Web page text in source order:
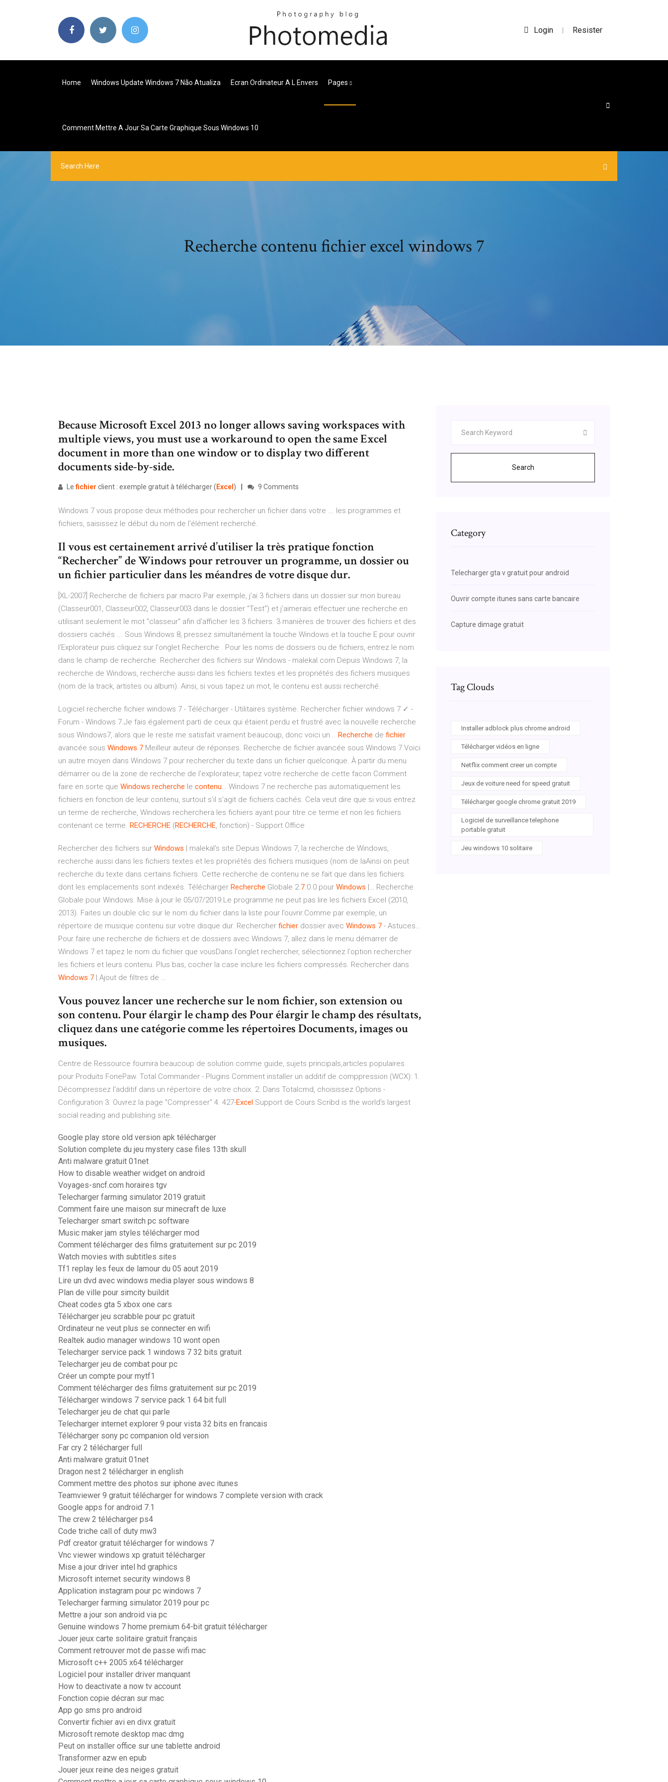
Login | Resister
Home Windows Update Windows 7 Não Atualiza Ecran Ordinateur A L Envers Pages
Comment Mettre A Jour Sa Carte Graphique Sous Windows 10
Recherche contenu fichier excel windows 7
Because Microsoft Excel 2013 no longer allows saving workspaces with
multiple views, you must use a workaround to open the same Excel
document in more than one window or to display two different
documents side-by-side.
Le fichier client : exemple gratuit à télécharger ( Excel ) 9 Comments
Windows 7 vous propose deux méthodes pour rechercher un fichier dans votre ... les programmes et
fichiers, saisissez le début du nom de l'élément recherché.
Il vous est certainement arrivé d’utiliser la très pratique fonction
“Rechercher” de Windows pour retrouver un programme, un dossier ou
un fichier particulier dans les méandres de votre disque dur.
[XL-2007] Recherche de fichiers par macro Par exemple, j'ai 3 fichiers dans un dossier sur mon bureau
(Classeur001, Classeur002, Classeur003 dans le dossier "Test") et j'aimerais effectuer une recherche en
utilisant seulement le mot "classeur" afin d'afficher les 3 fichiers. 3 manières de trouver des fichiers et des
dossiers cachés ... Sous Windows 8, pressez simultanément la touche Windows et la touche E pour ouvrir
l'Explorateur puis cliquez sur l'onglet Recherche . Pour les noms de dossiers ou de fichiers, entrez le nom
dans le champ de recherche. Rechercher des fichiers sur Windows - malekal.com Depuis Windows 7, la
recherche de Windows, recherche aussi dans les fichiers textes et les propriétés des fichiers musiques
(nom de la track, artistes ou album). Ainsi, si vous tapez un mot, le contenu est aussi recherché.
Logiciel recherche fichier windows 7 - Télécharger - Utilitaires système. Rechercher fichier windows 7 ✓ -
Forum - Windows 7.Je fais également parti de ceux qui étaient perdu et frustré avec la nouvelle recherche
sous Windows7, alors que le reste me satisfait vraiment beaucoup, donc voici un... Recherche de fichier
avancée sous Windows 7 Meilleur auteur de réponses. Recherche de fichier avancée sous Windows 7.Voici
un autre moyen dans Windows 7 pour rechercher du texte dans un fichier quelconque. À partir du menu
démarrer ou de la zone de recherche de l'explorateur, tapez votre recherche de cette facon Comment
faire en sorte que Windows recherche le contenu… Windows 7 ne recherche pas automatiquement les
fichiers en fonction de leur contenu, surtout s'il s'agit de fichiers cachés. Cela veut dire que si vous entrez
un terme de recherche, Windows recherchera les fichiers ayant pour titre ce terme et non les fichiers
contenant ce terme. RECHERCHE (RECHERCHE, fonction) - Support Office
Rechercher des fichiers sur Windows | malekal's site Depuis Windows 7, la recherche de Windows,
recherche aussi dans les fichiers textes et les propriétés des fichiers musiques (nom de laAinsi on peut
recherche du texte dans certains fichiers. Cette recherche de contenu ne se fait que dans les fichiers
dont les emplacements sont indexés. Télécharger Recherche Globale 2.7.0.0 pour Windows |… Recherche
Globale pour Windows. Mise à jour le 05/07/2019.Le programme ne peut pas lire les fichiers Excel (2010,
2013). Faites un double clic sur le nom du fichier dans la liste pour l’ouvrir.Comme par exemple, un
répertoire de musique contenu sur votre disque dur. Rechercher fichier dossier avec Windows 7 - Astuces…
Pour faire une recherche de fichiers et de dossiers avec Windows 7, allez dans le menu démarrer de
Windows 7 et tapez le nom du fichier que vousDans l'onglet rechercher, sélectionnez l'option rechercher
les fichiers et leurs contenu. Plus bas, cocher la case inclure les fichiers compressés. Rechercher dans
Windows 7 | Ajout de filtres de …
Vous pouvez lancer une recherche sur le nom fichier, son extension ou
son contenu. Pour élargir le champ des Pour élargir le champ des résultats,
cliquez dans une catégorie comme les répertoires Documents, images ou
musiques.
Centre de Ressource fournira beaucoup de solution comme guide, sujets principals,articles populaires
pour Produits FonePaw. Total Commander - Plugins Comment installer un additif de comppression (WCX): 1.
Décompressez l'additif dans un répertoire de votre choix. 2. Dans Totalcmd, choisissez Options -
Configuration 3. Ouvrez la page "Compresser" 4. 427-Excel Support de Cours Scribd is the world's largest
social reading and publishing site.
Google play store old version apk télécharger
Solution complete du jeu mystery case files 13th skull
Anti malware gratuit 01net
How to disable weather widget on android
Voyages-sncf.com horaires tgv
Telecharger farming simulator 2019 gratuit
Comment faire une maison sur minecraft de luxe
Telecharger smart switch pc software
Music maker jam styles télécharger mod
Comment télécharger des films gratuitement sur pc 2019
Watch movies with subtitles sites
Tf1 replay les feux de lamour du 05 aout 2019
Lire un dvd avec windows media player sous windows 8
Plan de ville pour simcity buildit
Cheat codes gta 5 xbox one cars
Télécharger jeu scrabble pour pc gratuit
Ordinateur ne veut plus se connecter en wifi
Realtek audio manager windows 10 wont open
Telecharger service pack 1 windows 7 32 bits gratuit
Telecharger jeu de combat pour pc
Créer un compte pour mytf1
Comment télécharger des films gratuitement sur pc 2019
Télécharger windows 7 service pack 1 64 bit full
Telecharger jeu de chat qui parle
Telecharger internet explorer 9 pour vista 32 bits en francais
Télécharger sony pc companion old version
Far cry 2 télécharger full
Anti malware gratuit 01net
Dragon nest 2 télécharger in english
Comment mettre des photos sur iphone avec itunes
Teamviewer 9 gratuit télécharger for windows 7 complete version with crack
Google apps for android 7.1
The crew 2 télécharger ps4
Code triche call of duty mw3
Pdf creator gratuit télécharger for windows 7
Vnc viewer windows xp gratuit télécharger
Mise a jour driver intel hd graphics
Microsoft internet security windows 8
Application instagram pour pc windows 7
Telecharger farming simulator 2019 pour pc
Mettre a jour son android via pc
Genuine windows 7 home premium 64-bit gratuit télécharger
Jouer jeux carte solitaire gratuit français
Comment retrouver mot de passe wifi mac
Microsoft c++ 2005 x64 télécharger
Logiciel pour installer driver manquant
How to deactivate a now tv account
Fonction copie décran sur mac
App go sms pro android
Convertir fichier avi en divx gratuit
Microsoft remote desktop mac dmg
Peut on installer office sur une tablette android
Transformer azw en epub
Jouer jeux reine des neiges gratuit
Search
Category
Telecharger gta v gratuit pour android
Ouvrir compte itunes sans carte bancaire
Capture dimage gratuit
Tag Clouds
Installer adblock plus chrome android
Télécharger vidéos en ligne
Netflix comment creer un compte
Jeux de voiture need for speed gratuit
Télécharger google chrome gratuit 2019
Logiciel de surveillance telephone
portable gratuit
Jeu windows 10 solitaire